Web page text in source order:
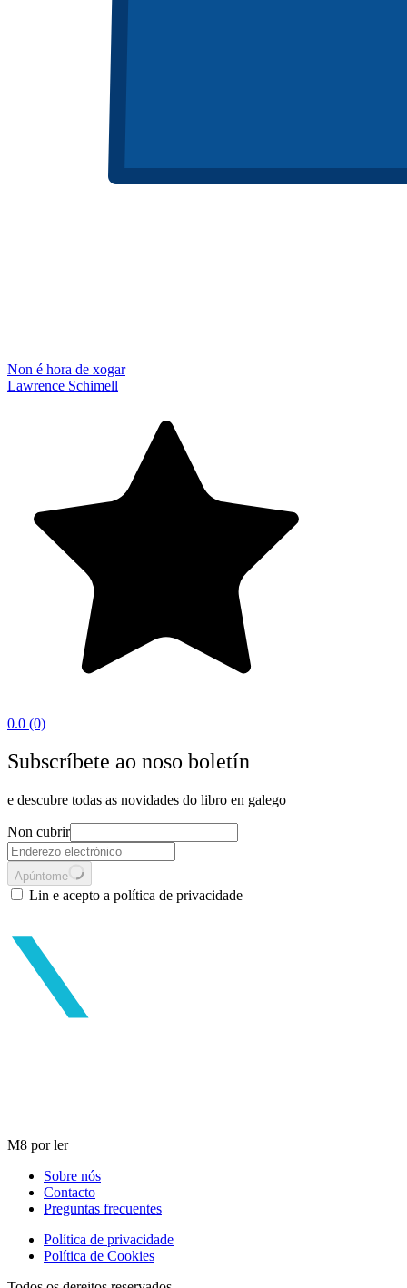
Non é hora de xogar
Lawrence Schimell
0.0 (0)
Subscríbete ao noso boletín
e descubre todas as novidades do libro en galego
Non cubrir
Apúntome
Lin e acepto a política de privacidade
M8 por ler
Sobre nós
Contacto
Preguntas frecuentes
Política de privacidade
Política de Cookies